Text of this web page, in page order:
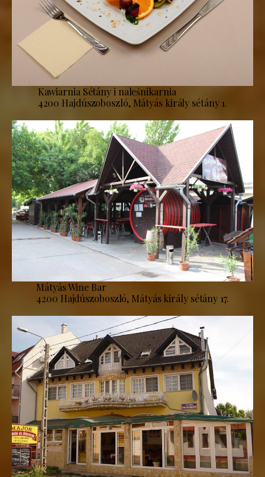
Kawiarnia Sétány i naleśnikarnia
4200 Hajdúszoboszló, Mátyás király sétány 1.
Mátyás Wine Bar
4200 Hajdúszoboszló, Mátyás király sétány 17.